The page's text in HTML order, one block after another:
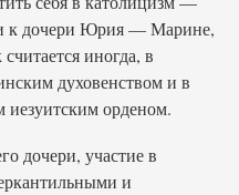
к дочери Юрия — Марине,
иногда, в
духовенством и в
иезуитским орденом.
дочери, участие в
и